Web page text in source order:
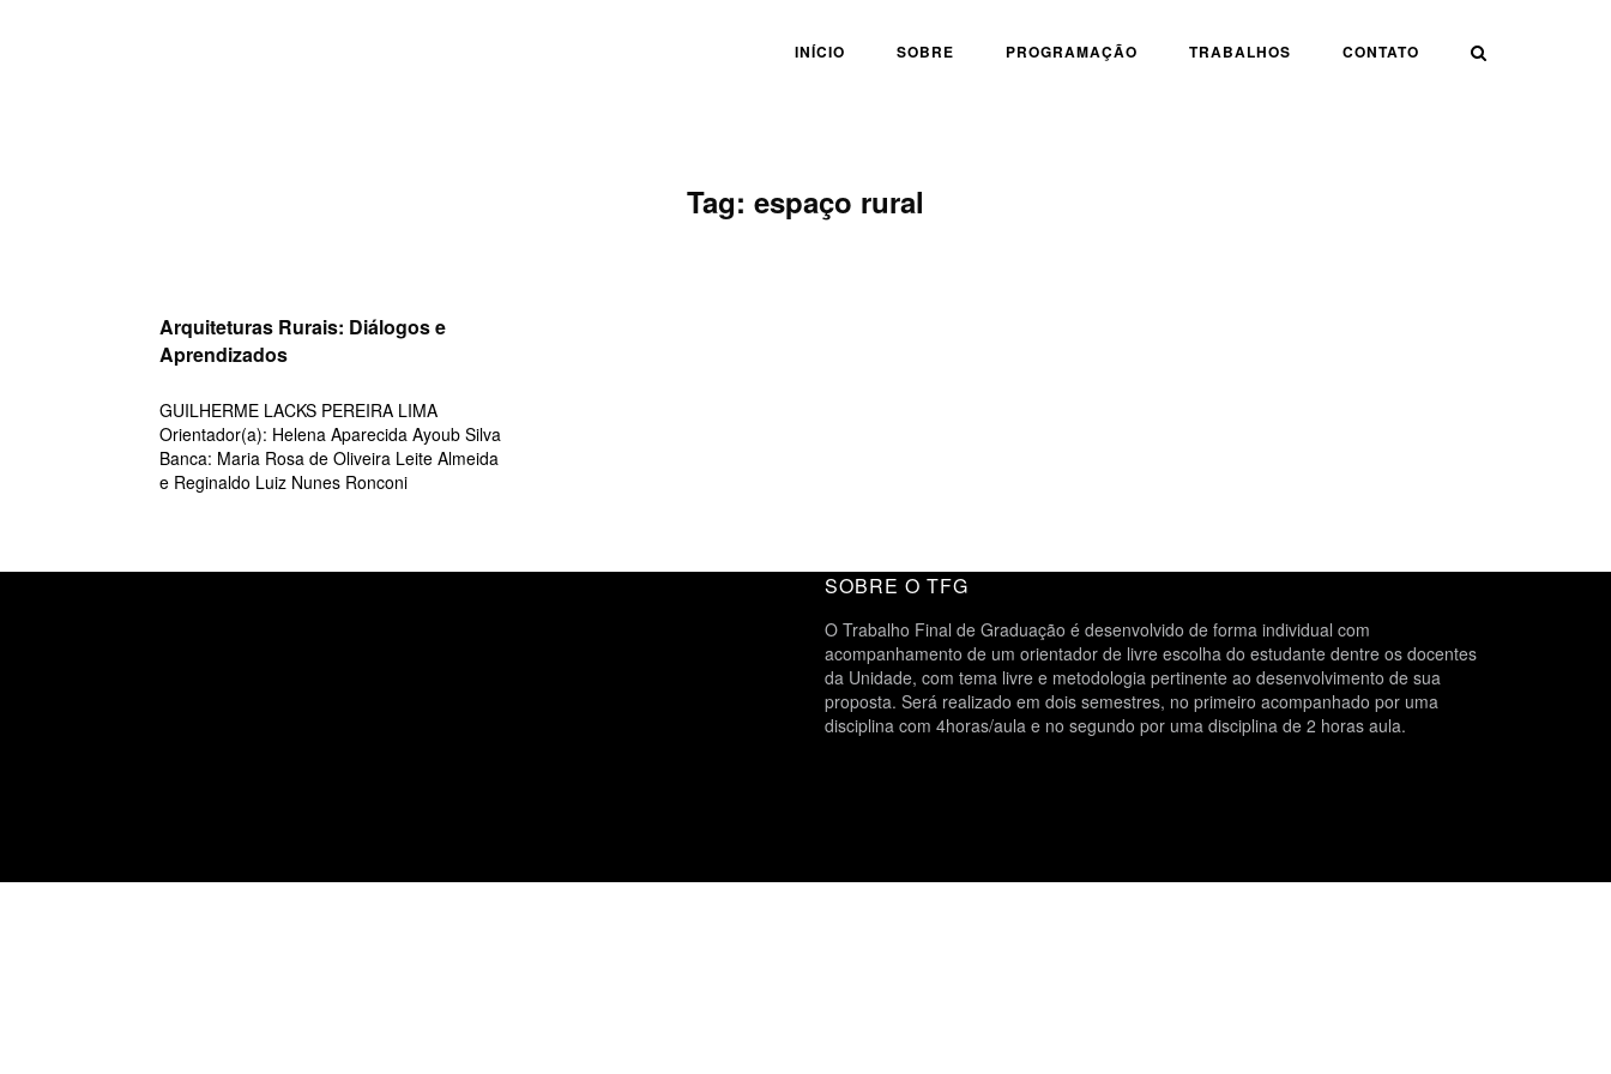
INÍCIO SOBRE PROGRAMAÇÃO TRABALHOS CONTATO
Tag: espaço rural
Arquiteturas Rurais: Diálogos e
Aprendizados
GUILHERME LACKS PEREIRA LIMA
Orientador(a): Helena Aparecida Ayoub Silva
Banca: Maria Rosa de Oliveira Leite Almeida
e Reginaldo Luiz Nunes Ronconi
SOBRE O TFG
O Trabalho Final de Graduação é desenvolvido de forma individual com
acompanhamento de um orientador de livre escolha do estudante dentre os docentes
da Unidade, com tema livre e metodologia pertinente ao desenvolvimento de sua
proposta. Será realizado em dois semestres, no primeiro acompanhado por uma
disciplina com 4horas/aula e no segundo por uma disciplina de 2 horas aula.